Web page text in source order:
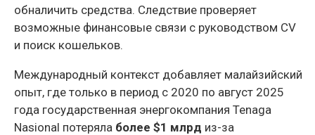
обналичить средства. Следствие проверяет
возможные финансовые связи с руководством CV
и поиск кошельков.
Международный контекст добавляет малайзийский
опыт, где только в период с 2020 по август 2025
года государственная энергокомпания Tenaga
Nasional потеряла более $1 млрд из-за